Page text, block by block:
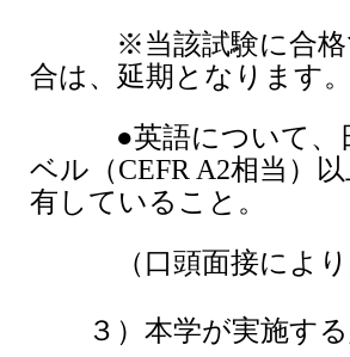
※当該試験に合格
合は、延期となります。
●英語について、
ベル（CEFR A2相当）
有していること。
（口頭面接により
３）本学が実施する